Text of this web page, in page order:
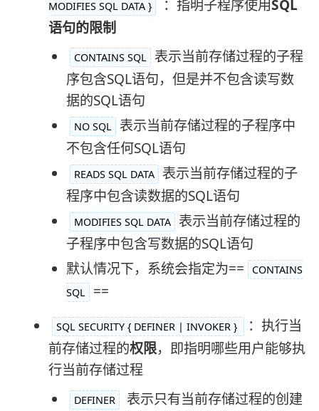
MODIFIES SQL DATA } ：指明子程序使用SQL
语句的限制
CONTAINS SQL
表示当前存储过程的子程
序包含SQL语句，但是并不包含读写数
据的SQL语句
NO SQL
表示当前存储过程的子程序中
不包含任何SQL语句
READS SQL DATA
表示当前存储过程的子
程序中包含读数据的SQL语句
MODIFIES SQL DATA
表示当前存储过程的
子程序中包含写数据的SQL语句
默认情况下，系统会指定为==
CONTAINS
SQL
==
SQL SECURITY { DEFINER | INVOKER }
：执行当
前存储过程的权限，即指明哪些用户能够执
行当前存储过程
DEFINER
表示只有当前存储过程的创建